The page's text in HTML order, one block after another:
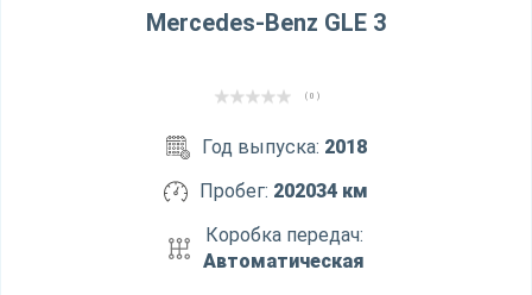
Mercedes-Benz GLE 3
( 0 )
Год выпуска: 2018
Пробег: 202034 км
Коробка передач:
Автоматическая